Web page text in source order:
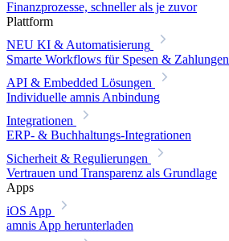
Finanzprozesse, schneller als je zuvor
Plattform
NEU KI & Automatisierung
Smarte Workflows für Spesen & Zahlungen
API & Embedded Lösungen
Individuelle amnis Anbindung
Integrationen
ERP- & Buchhaltungs-Integrationen
Sicherheit & Regulierungen
Vertrauen und Transparenz als Grundlage
Apps
iOS App
amnis App herunterladen